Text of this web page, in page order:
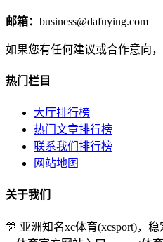
邮箱： business@dafuying.com
如果您有任何建议或合作意向
热门栏目
大厅排行榜
热门文章排行榜
联系我们排行榜
网站地图
关于我们
🎊 亚洲知名xc体育(xcsport)，